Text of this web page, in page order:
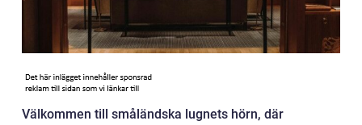
Välkommen till småländska lugnets hörn, där